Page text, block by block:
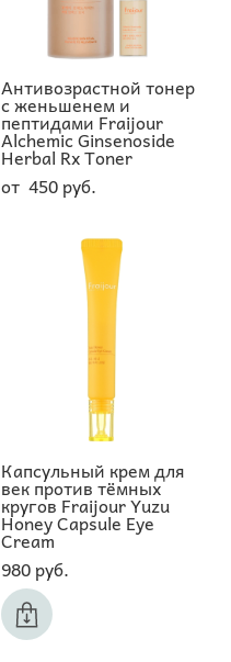
Антивозрастной тонер
с женьшенем и
пептидами Fraijour
Alchemic Ginsenoside
Herbal Rx Toner
от 450 pуб.
Капсульный крем для
век против тёмных
кругов Fraijour Yuzu
Honey Capsule Eye
Cream
980 pуб.